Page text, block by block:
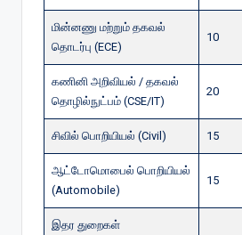
மின்னணு மற்றும் தகவல்
தொடர்பு (ECE)
10
கணினி அறிவியல் / தகவல்
தொழில்நுட்பம் (CSE/IT)
20
சிவில் பொறியியல் (Civil) 15
ஆட்டோமொபைல் பொறியியல்
(Automobile)
15
இதர துறைகள்